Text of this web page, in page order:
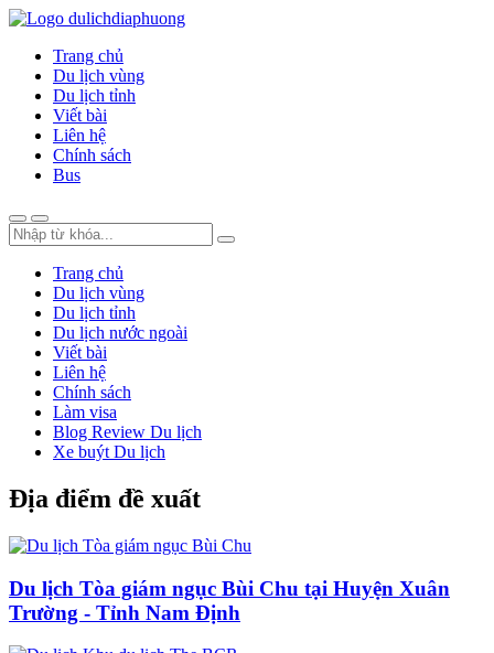
Trang chủ
Du lịch vùng
Du lịch tỉnh
Viết bài
Liên hệ
Chính sách
Bus
Trang chủ
Du lịch vùng
Du lịch tỉnh
Du lịch nước ngoài
Viết bài
Liên hệ
Chính sách
Làm visa
Blog Review Du lịch
Xe buýt Du lịch
Địa điểm đề xuất
Du lịch Tòa giám ngục Bùi Chu tại Huyện Xuân
Trường - Tỉnh Nam Định